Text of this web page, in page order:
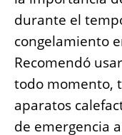
durante el
congelamiento
Recomendó
todo momento,
aparatos
de emergencia